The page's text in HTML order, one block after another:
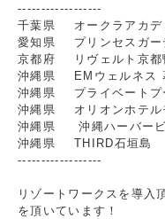
------------------
千葉県 オークラアカデ
愛知県 プリンセスガー
京都府 リヴェルト京都
沖縄県 EMウェルネス
沖縄県 プライベートプ
沖縄県 オリオンホテル
沖縄県 沖縄ハーバービ
沖縄県 THIRD石垣島
------------------
リゾートワークスを導入
を頂いています！